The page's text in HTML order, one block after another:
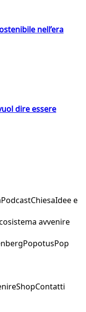
nell’era
dire essere
PodcastChiesaIdee e
avvenire
PopotusPop
ShopContatti